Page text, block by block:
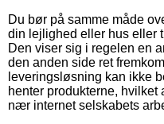
Du bør på samme måde
din lejlighed eller hus eller
Den viser sig i regelen en
den anden side ret
leveringsløsning kan ikke
henter produkterne,
nær internet selskabets